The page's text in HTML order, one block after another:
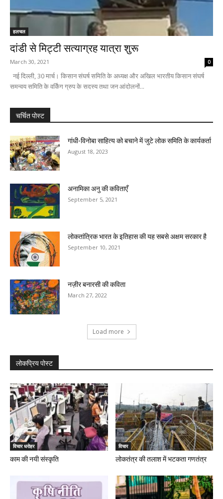
हलचल
दांडी से मिट्टी सत्याग्रह यात्रा शुरू
March 30, 2021 0
नई दिल्ली, 30 मार्च। किसान संघर्ष समिति के अध्यक्ष और अखिल भारतीय किसान संघर्ष
समन्वय समिति के वर्किंग ग्रुप के सदस्य तथा जन आंदोलनों...
चर्चित पोस्ट
गांधी-विनोबा साहित्य को बचाने में जुटे लोक समिति के कार्यकर्ता
August 18, 2023
अनामिका अनु की कविताएँ
September 5, 2021
लोकतांत्रिक भारत के इतिहास की यह सबसे अक्षम सरकार है
September 10, 2021
नज़ीर बनारसी की कविता
March 27, 2022
Load more
लोकप्रिय पोस्ट
विचार धरोहर
काम की नयी संस्कृति
विचार
लोकतंत्र की तलाश में भटकता गणतंत्र